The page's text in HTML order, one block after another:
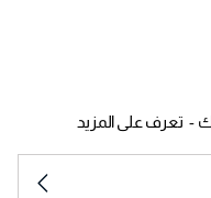
تعرف على المزيد